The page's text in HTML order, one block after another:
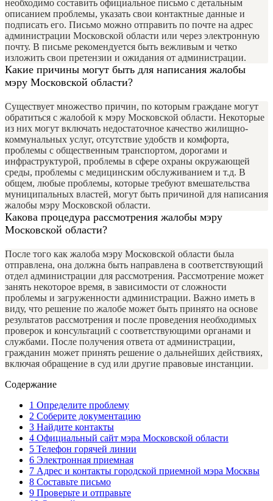
необходимо составить официальное письмо с детальным
описанием проблемы, указать свои контактные данные и
подписать его. Письмо можно отправить по почте на адрес
администрации Московской области или через электронную
почту. В письме рекомендуется быть вежливым и четко
изложить свои претензии и ожидания от администрации.
Какие причины могут быть для написания жалобы
мэру Московской области?
Существует множество причин, по которым граждане могут
обратиться с жалобой к мэру Московской области. Некоторые
из них могут включать недостаточное качество жилищно-
коммунальных услуг, отсутствие удобств и комфорта,
проблемы с общественным транспортом, дорогами и
инфраструктурой, проблемы в сфере охраны окружающей
среды, проблемы с медицинским обслуживанием и т.д. В
общем, любые проблемы, которые требуют вмешательства
муниципальных властей, могут быть причиной для написания
жалобы мэру Московской области.
Какова процедура рассмотрения жалобы мэру
Московской области?
После того как жалоба мэру Московской области была
отправлена, она должна быть направлена в соответствующий
отдел администрации для рассмотрения. Рассмотрение может
занять некоторое время, в зависимости от сложности
проблемы и загруженности администрации. Важно иметь в
виду, что решение по жалобе может быть принято на основе
результатов рассмотрения и после проведения необходимых
проверок и консультаций с соответствующими органами и
службами. После получения ответа от администрации,
гражданин может принять решение о дальнейших действиях,
включая обращение в суд или другие правовые инстанции.
Содержание
1 Определите проблему
2 Соберите документацию
3 Найдите контакты
4 Официальный сайт мэра Московской области
5 Телефон горячей линии
6 Электронная приемная
7 Адрес и контакты городской приемной мэра Москвы
8 Составьте письмо
9 Проверьте и отправьте